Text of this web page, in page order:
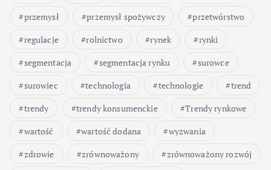
przemysł
przemysł spożywczy
przetwórstwo
regulacje
rolnictwo rynek
rynki
segmentacja
segmentacja rynku
surowce
surowiec
technologia technologie
trend
trendy
trendy konsumenckie
Trendy rynkowe
wartość
wartość dodana
wyzwania
zdrowie
zrównoważony
zrównoważony rozwój